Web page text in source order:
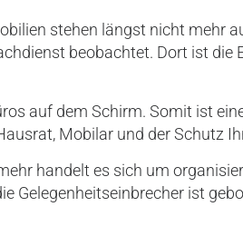
stehen längst nicht mehr
beobachtet. Dort ist die
auf dem Schirm. Somit ist
Mobilar und der Schutz
handelt es sich um
Gelegenheitseinbrecher ist